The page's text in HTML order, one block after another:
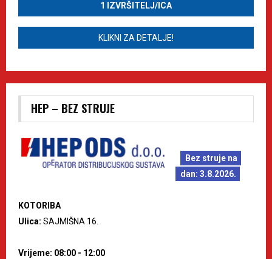
1 IZVRŠITELJ/ICA
KLIKNI ZA DETALJE!
HEP – BEZ STRUJE
Bez struje na
dan: 3.8.2026.
KOTORIBA
Ulica: SAJMIŠNA 16.
Vrijeme: 08:00 - 12:00